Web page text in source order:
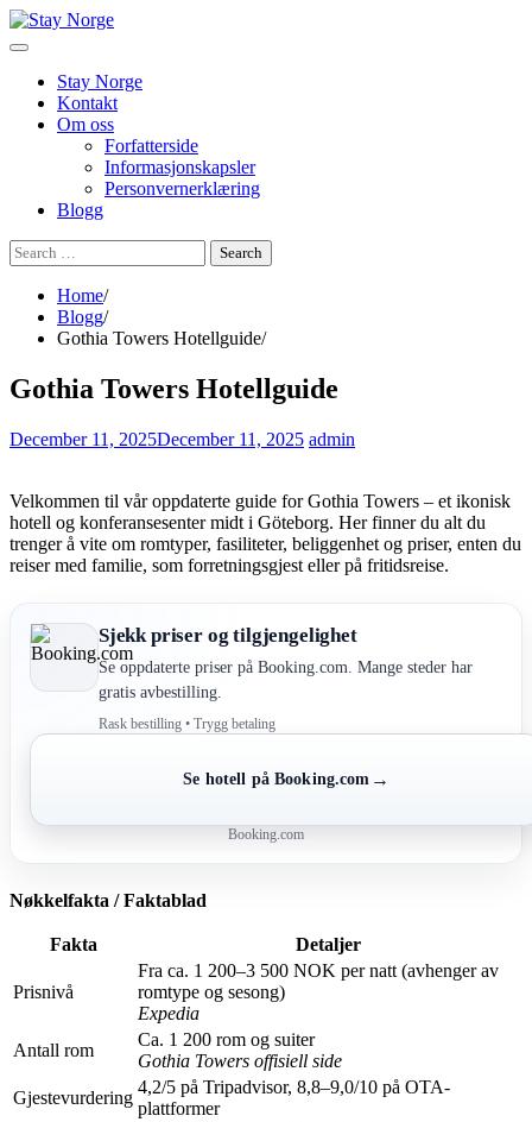
Skip
to
Stay Norge
Kontakt
Om oss
Forfatterside
Informasjonskapsler
Personvernerklæring
Blogg
Search
for:
Home
Blogg
Gothia Towers Hotellguide
Gothia Towers Hotellguide
December 11, 2025December 11, 2025 admin
Velkommen til vår oppdaterte guide for Gothia Towers – et ikonisk
hotell og konferansesenter midt i Göteborg. Her finner du alt du
trenger å vite om romtyper, fasiliteter, beliggenhet og priser, enten du
reiser med familie, som forretningsgjest eller på fritidsreise.
Sjekk priser og tilgjengelighet
Se oppdaterte priser på Booking.com. Mange steder har
gratis avbestilling.
Rask bestilling • Trygg betaling
Se hotell på Booking.com →
Booking.com
Nøkkelfakta / Faktablad
Fakta Detaljer
Prisnivå
Fra ca. 1 200–3 500 NOK per natt (avhenger av
romtype og sesong)
Expedia
Antall rom
Ca. 1 200 rom og suiter
Gothia Towers offisiell side
Gjestevurdering
4,2/5 på Tripadvisor, 8,8–9,0/10 på OTA-
plattformer